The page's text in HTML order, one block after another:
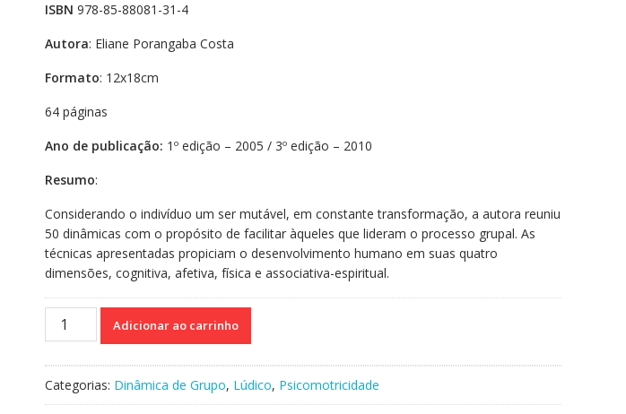
ISBN 978-85-88081-31-4
Autora: Eliane Porangaba Costa
Formato: 12x18cm
64 páginas
Ano de publicação: 1º edição – 2005 / 3º edição – 2010
Resumo:
Considerando o indivíduo um ser mutável, em constante transformação, a autora reuniu
50 dinâmicas com o propósito de facilitar àqueles que lideram o processo grupal. As
técnicas apresentadas propiciam o desenvolvimento humano em suas quatro
dimensões, cognitiva, afetiva, física e associativa-espiritual.
Holístico
Adicionar ao carrinho
Categorias: Dinâmica de Grupo, Lúdico, Psicomotricidade